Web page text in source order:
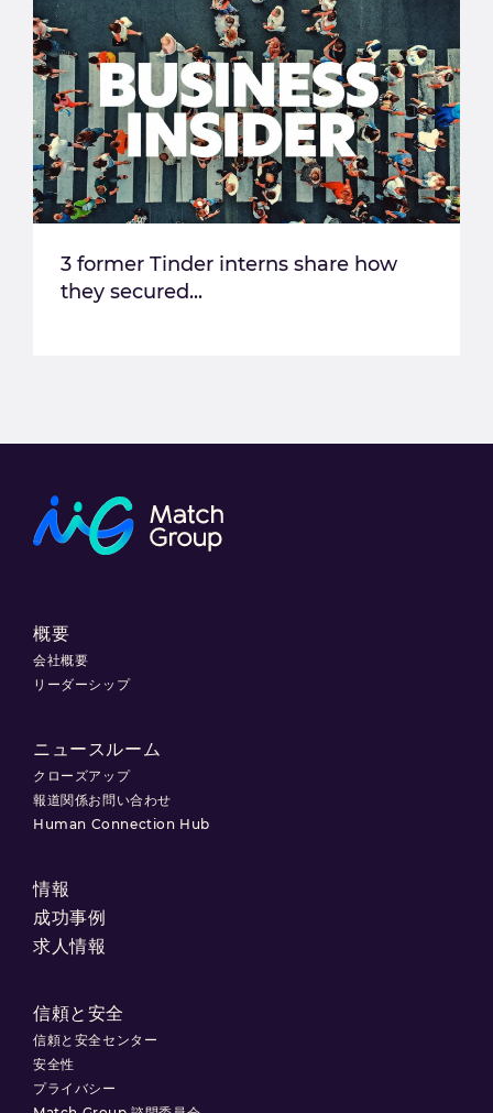
3 former Tinder interns share how
they secured...
概要
会社概要
リーダーシップ
ニュースルーム
クローズアップ
報道関係お問い合わせ
Human Connection Hub
情報
成功事例
求人情報
信頼と安全
信頼と安全センター
安全性
プライバシー